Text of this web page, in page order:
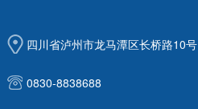
四川省泸州市龙马潭区长桥路10号
0830-8838688